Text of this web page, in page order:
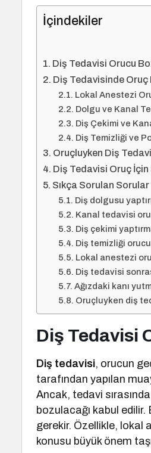
İçindekiler
Diş Tedavisi Orucu
Diş Tedavisinde
Lokal Anestezi
Dolgu ve Kanal
Diş Çekimi ve
Diş Temizliği ve
Oruçluyken Diş
Diş Tedavisi Oruç İçin
Sıkça Sorulan Sorular
Diş dolgusu
Kanal tedavisi
Diş çekimi
Diş temizliği orucu
Lokal anestezi
Diş tedavisi
Ağızdaki kanı
Oruçluyken diş
Diş Tedavisi
Diş tedavisi, orucun
tarafından yapılan
Ancak, tedavi
bozulacağı kabul
gerekir. Özellikle, lokal
konusu büyük önem